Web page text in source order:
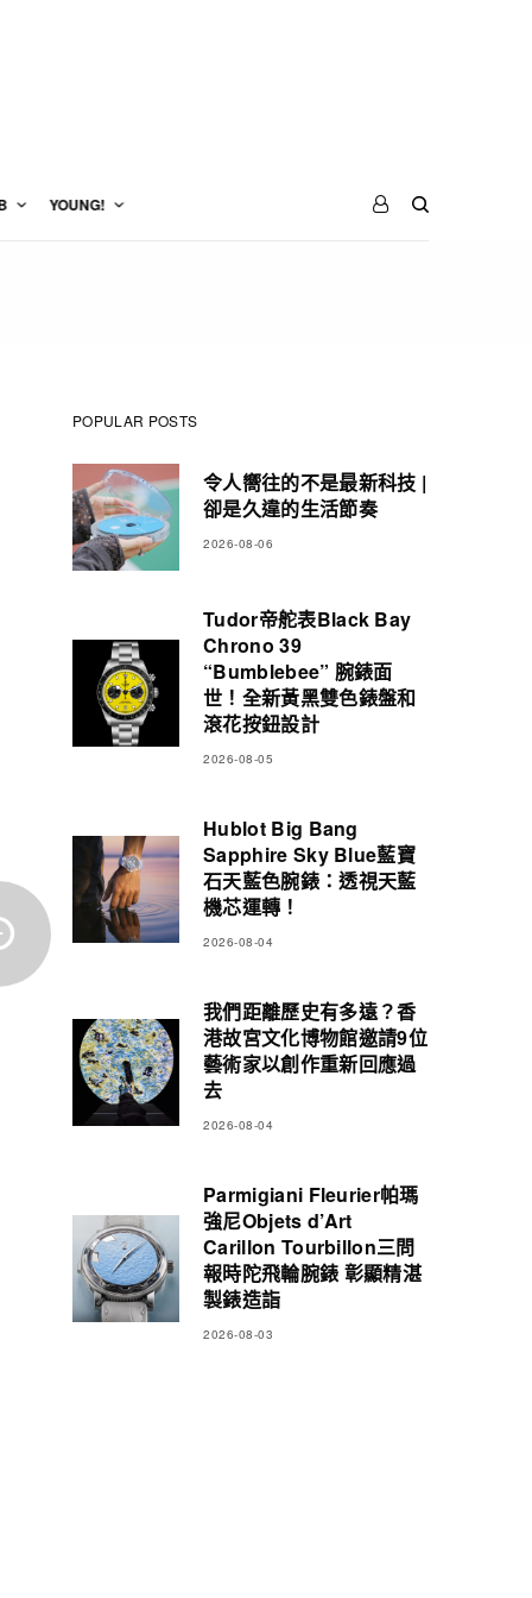
YOUNG!
POPULAR POSTS
令人嚮往的不是最新科技 |
卻是久違的生活節奏
2026-08-06
Tudor帝舵表Black Bay
Chrono 39
“Bumblebee” 腕錶面
世！全新黃黑雙色錶盤和
滾花按鈕設計
2026-08-05
Hublot Big Bang
Sapphire Sky Blue藍寶
石天藍色腕錶：透視天藍
機芯運轉！
2026-08-04
我們距離歷史有多遠？香
港故宮文化博物館邀請9位
藝術家以創作重新回應過
去
2026-08-04
Parmigiani Fleurier帕瑪
強尼Objets d’Art
Carillon Tourbillon三問
報時陀飛輪腕錶 彰顯精湛
製錶造詣
2026-08-03